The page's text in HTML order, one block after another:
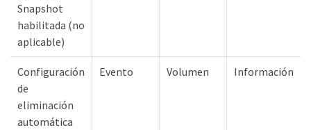
Snapshot
habilitada (no
aplicable)
Configuración
de
eliminación
automática
Evento Volumen Información